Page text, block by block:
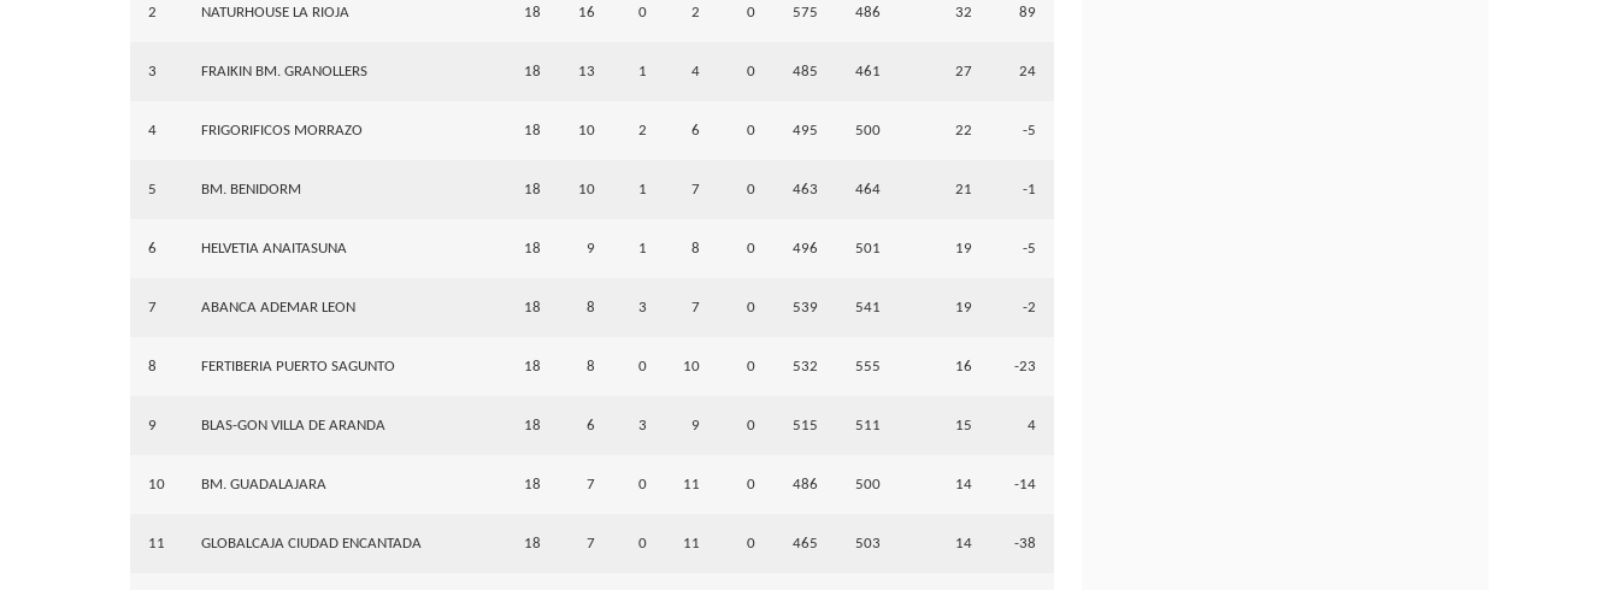
2 NATURHOUSE LA RIOJA 18 16 0 2 0 575 486 32 89
3 FRAIKIN BM. GRANOLLERS 18 13 1 4 0 485 461 27 24
4 FRIGORIFICOS MORRAZO 18 10 2 6 0 495 500 22 -5
5 BM. BENIDORM 18 10 1 7 0 463 464 21 -1
6 HELVETIA ANAITASUNA 18 9 1 8 0 496 501 19 -5
7 ABANCA ADEMAR LEON 18 8 3 7 0 539 541 19 -2
8 FERTIBERIA PUERTO SAGUNTO 18 8 0 10 0 532 555 16 -23
9 BLAS-GON VILLA DE ARANDA 18 6 3 9 0 515 511 15 4
10 BM. GUADALAJARA 18 7 0 11 0 486 500 14 -14
11 GLOBALCAJA CIUDAD ENCANTADA 18 7 0 11 0 465 503 14 -38